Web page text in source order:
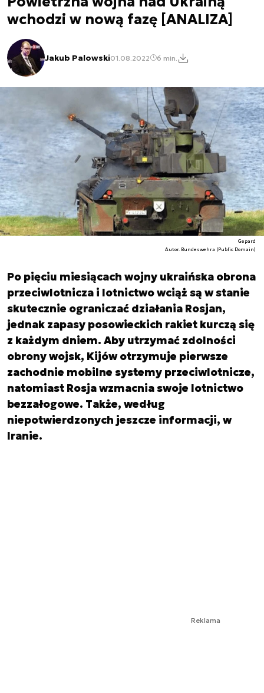
wchodzi w nową fazę [ANALIZA]
Jakub Palowski01.08.2022 6 min.
Gepard
Autor. Bundeswehra (Public Domain)
Po pięciu miesiącach wojny ukraińska obrona
przeciwlotnicza i lotnictwo wciąż są w stanie
skutecznie ograniczać działania Rosjan,
jednak zapasy posowieckich rakiet kurczą się
z każdym dniem. Aby utrzymać zdolności
obrony wojsk, Kijów otrzymuje pierwsze
zachodnie mobilne systemy przeciwlotnicze,
natomiast Rosja wzmacnia swoje lotnictwo
bezzałogowe. Także, według
niepotwierdzonych jeszcze informacji, w
Iranie.
Reklama